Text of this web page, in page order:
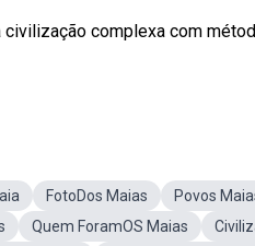
complexa com
FotoDos Maias Povos
Quem ForamOS Maias